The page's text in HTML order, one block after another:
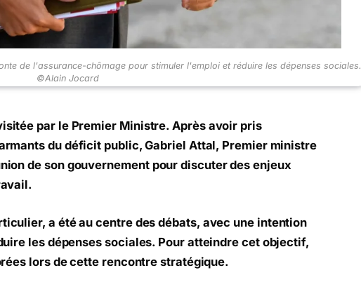
de l'assurance-chômage pour stimuler l'emploi et réduire les dépenses sociales.
©Alain Jocard
par le Premier Ministre. Après avoir pris
du déficit public, Gabriel Attal, Premier ministre
de son gouvernement pour discuter des enjeux
a été au centre des débats, avec une intention
les dépenses sociales. Pour atteindre cet objectif,
lors de cette rencontre stratégique.